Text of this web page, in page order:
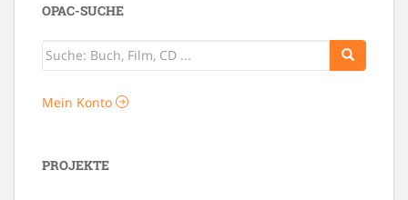
OPAC-SUCHE
Mein Konto
PROJEKTE